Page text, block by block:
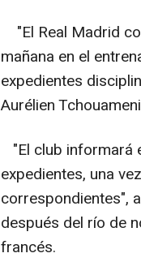
"El Real Madrid
mañana en el
expedientes
Aurélien
"El club informará
expedientes, una
correspondientes",
después del río de
francés.